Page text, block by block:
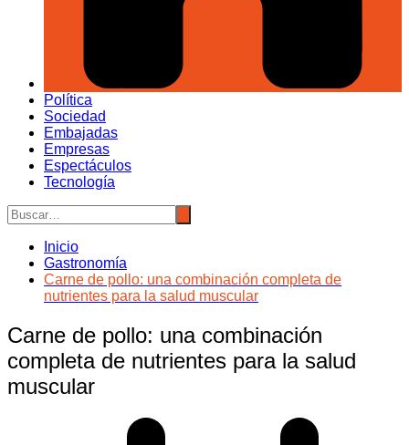
Política
Sociedad
Embajadas
Empresas
Espectáculos
Tecnología
Inicio
Gastronomía
Carne de pollo: una combinación completa de
nutrientes para la salud muscular
Carne de pollo: una combinación
completa de nutrientes para la salud
muscular